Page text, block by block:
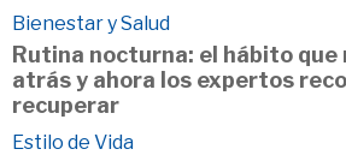
Bienestar y Salud
Rutina nocturna: el hábito que
atrás y ahora los expertos
recuperar
Estilo de Vida